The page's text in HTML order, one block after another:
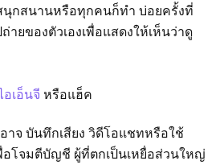
นุกสนานหรือทุกคนก็ทำ บ่อยครั้งที่
ายของตัวเองเพื่อแสดงให้เห็นว่าดู
เอ็นจี หรือแฮ็ค
าจ บันทึกเสียง วิดีโอแชทหรือใช้
โจมตีบัญชี ผู้ที่ตกเป็นเหยื่อส่วนใหญ่